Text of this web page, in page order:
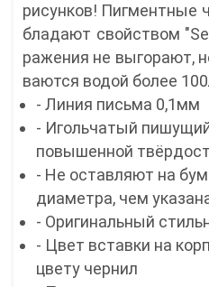
рисунков! Пигментные
бладают свойством
ражения не выгорают,
ваются водой более
- Линия письма 0,1мм
- Игольчатый
повышенной
- Не оставляют на
диаметра, чем
- Оригинальный
- Цвет вставки на
цвету чернил